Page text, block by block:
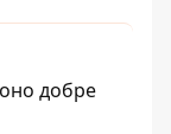
добре